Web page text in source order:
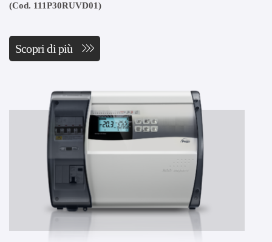
(Cod. 111P30RUVD01)
Scopri di più